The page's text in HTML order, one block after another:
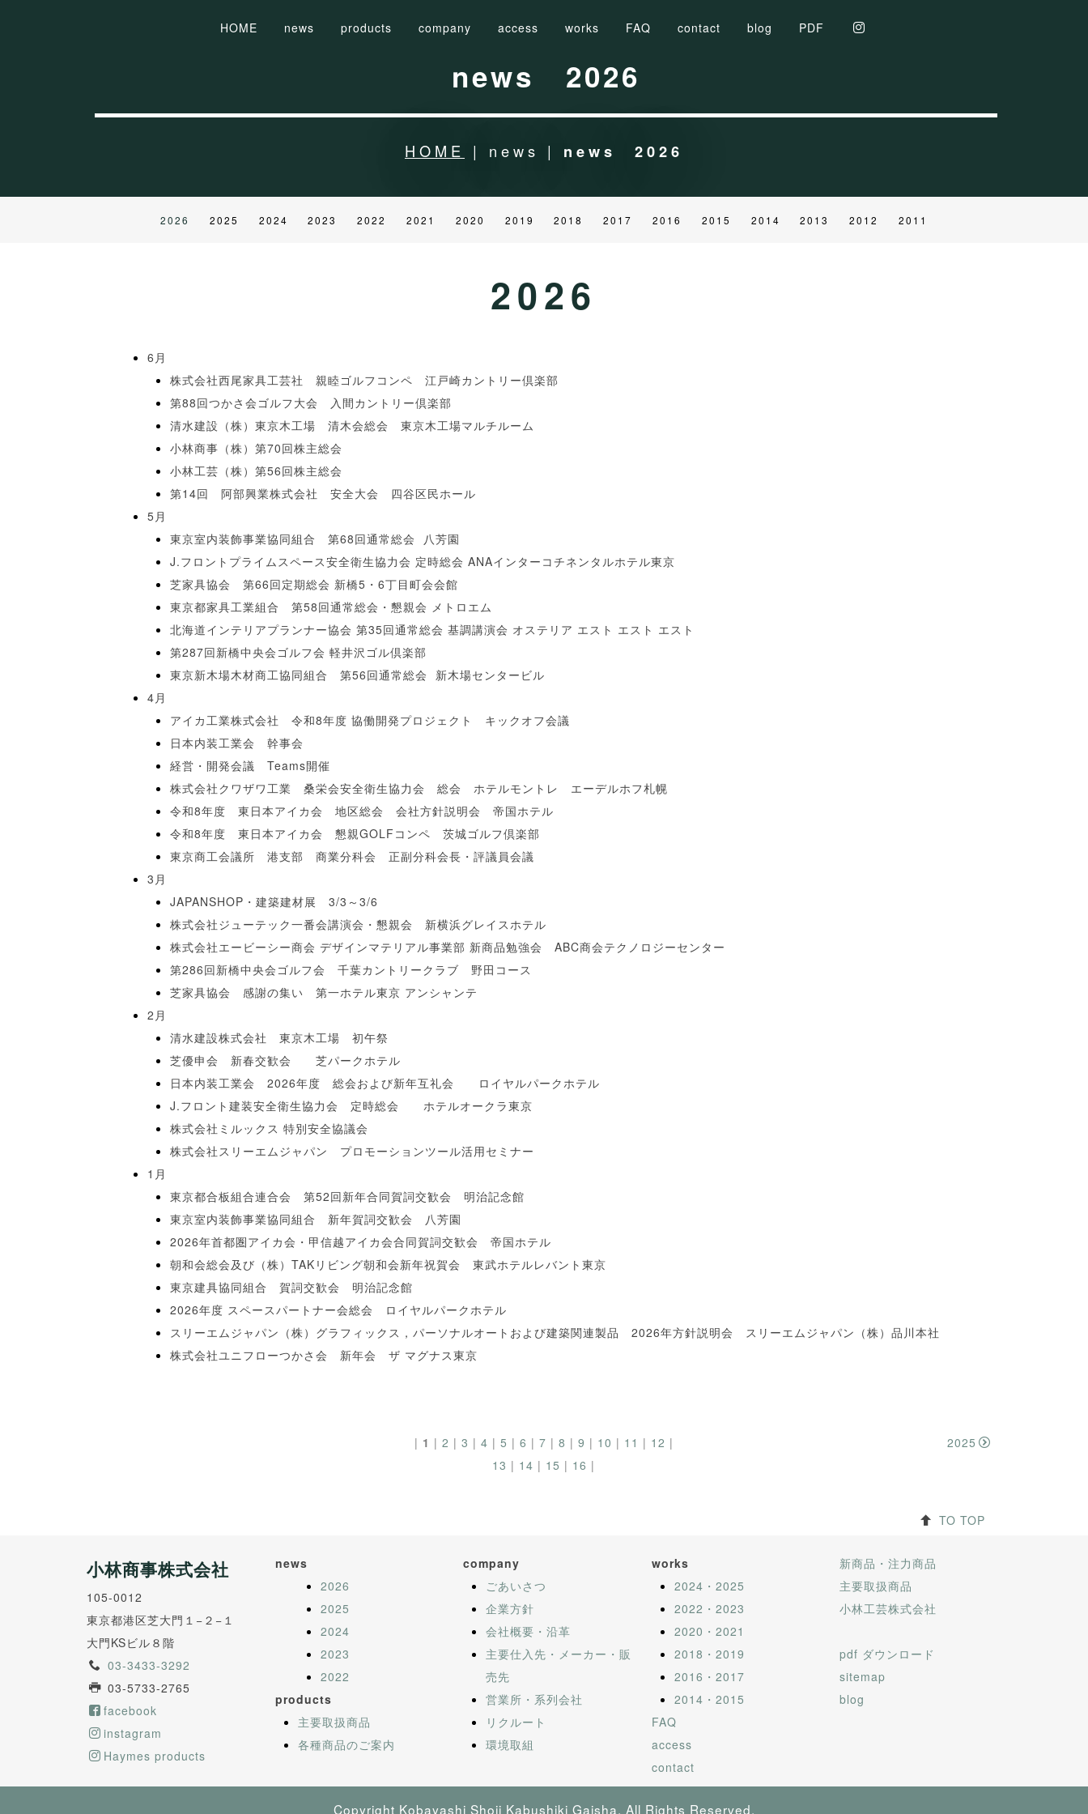
HOME news products company access works FAQ contact blog PDF
news 2026
HOME | news | news 2026
2026 2025 2024 2023 2022 2021 2020 2019 2018 2017 2016 2015 2014 2013 2012 2011
2026
6月
株式会社西尾家具工芸社 親睦ゴルフコンペ 江戸崎カントリー倶楽部
第88回つかさ会ゴルフ大会 入間カントリー倶楽部
清水建設（株）東京木工場 清木会総会 東京木工場マルチルーム
小林商事（株）第70回株主総会
小林工芸（株）第56回株主総会
第14回 阿部興業株式会社 安全大会 四谷区民ホール
5月
東京室内装飾事業協同組合 第68回通常総会 八芳園
J.フロントプライムスペース安全衛生協力会 定時総会 ANAインターコチネンタルホテル東京
芝家具協会 第66回定期総会 新橋5・6丁目町会会館
東京都家具工業組合 第58回通常総会・懇親会 メトロエム
北海道インテリアプランナー協会 第35回通常総会 基調講演会 オステリア エスト エスト エスト
第287回新橋中央会ゴルフ会 軽井沢ゴル倶楽部
東京新木場木材商工協同組合 第56回通常総会 新木場センタービル
4月
アイカ工業株式会社 令和8年度 協働開発プロジェクト キックオフ会議
日本内装工業会 幹事会
経営・開発会議 Teams開催
株式会社クワザワ工業 桑栄会安全衛生協力会 総会 ホテルモントレ エーデルホフ札幌
令和8年度 東日本アイカ会 地区総会 会社方針説明会 帝国ホテル
令和8年度 東日本アイカ会 懇親GOLFコンペ 茨城ゴルフ倶楽部
東京商工会議所 港支部 商業分科会 正副分科会長・評議員会議
3月
JAPANSHOP・建築建材展 3/3～3/6
株式会社ジューテック一番会講演会・懇親会 新横浜グレイスホテル
株式会社エービーシー商会 デザインマテリアル事業部 新商品勉強会 ABC商会テクノロジーセンター
第286回新橋中央会ゴルフ会 千葉カントリークラブ 野田コース
芝家具協会 感謝の集い 第一ホテル東京 アンシャンテ
2月
清水建設株式会社 東京木工場 初午祭
芝優申会 新春交歓会 芝パークホテル
日本内装工業会 2026年度 総会および新年互礼会 ロイヤルパークホテル
J.フロント建装安全衛生協力会 定時総会 ホテルオークラ東京
株式会社ミルックス 特別安全協議会
株式会社スリーエムジャパン プロモーションツール活用セミナー
1月
東京都合板組合連合会 第52回新年合同賀詞交歓会 明治記念館
東京室内装飾事業協同組合 新年賀詞交歓会 八芳園
2026年首都圏アイカ会・甲信越アイカ会合同賀詞交歓会 帝国ホテル
朝和会総会及び（株）TAKリビング朝和会新年祝賀会 東武ホテルレバント東京
東京建具協同組合 賀詞交歓会 明治記念館
2026年度 スペースパートナー会総会 ロイヤルパークホテル
スリーエムジャパン（株）グラフィックス，パーソナルオートおよび建築関連製品 2026年方針説明会 スリーエムジャパン（株）品川本社
株式会社ユニフローつかさ会 新年会 ザ マグナス東京
| 1 | 2 | 3 | 4 | 5 | 6 | 7 | 8 | 9 | 10 | 11 | 12 |
13 | 14 | 15 | 16 |
2025
TO TOP
小林商事株式会社
105-0012
東京都港区芝大門１−２−１
大門KSビル８階
03-3433-3292
03-5733-2765
facebook
instagram
Haymes products
news
2026
2025
2024
2023
2022
products
主要取扱商品
各種商品のご案内
company
ごあいさつ
企業方針
会社概要・沿革
主要仕入先・メーカー・販
売先
営業所・系列会社
リクルート
環境取組
works
2024・2025
2022・2023
2020・2021
2018・2019
2016・2017
2014・2015
FAQ
access
contact
新商品・注力商品
主要取扱商品
小林工芸株式会社
pdf ダウンロード
sitemap
blog
Copyright Kobayashi Shoji Kabushiki Gaisha. All Rights Reserved.